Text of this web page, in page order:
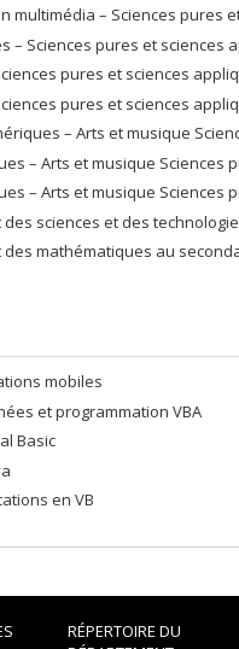
multimédia – Sciences pures
– Sciences pures et sciences
pures et sciences
pures et sciences
– Arts et musique
– Arts et musique Sciences
– Arts et musique Sciences
sciences et des
mathématiques au
mobiles
et programmation VBA
Basic
en VB
RÉPERTOIRE DU